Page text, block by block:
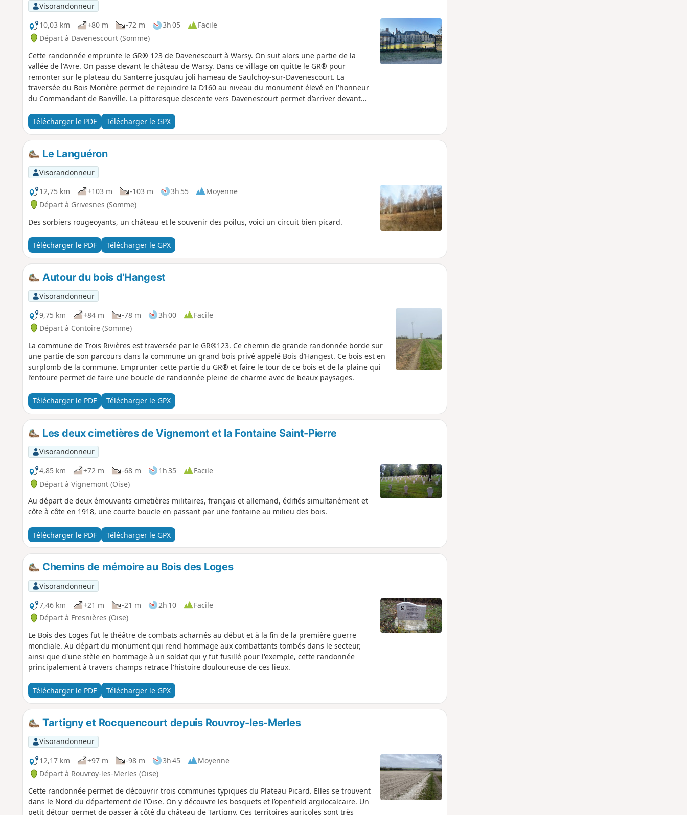
Visorandonneur
10,03 km
+80 m -72 m 3h 05
Facile
Départ à Davenescourt (Somme)
Cette randonnée emprunte le GR® 123 de Davenescourt à Warsy. On suit alors une partie de la
vallée de l'Avre. On passe devant le château de Warsy. Dans ce village on quitte le GR® pour
remonter sur le plateau du Santerre jusqu’au joli hameau de Saulchoy-sur-Davenescourt. La
traversée du Bois Morière permet de rejoindre la D160 au niveau du monument élevé en l'honneur
du Commandant de Banville. La pittoresque descente vers Davenescourt permet d’arriver devant
Télécharger le PDF
Télécharger le GPX
Le Languéron
Visorandonneur
12,75 km
+103 m -103 m 3h 55
Moyenne
Départ à Grivesnes (Somme)
Des sorbiers rougeoyants, un château et le souvenir des poilus, voici un circuit bien picard.
Télécharger le PDF Télécharger le GPX
Autour du bois d'Hangest
Visorandonneur
9,75 km
+84 m -78 m 3h 00
Facile
Départ à Contoire (Somme)
La commune de Trois Rivières est traversée par le GR®123. Ce chemin de grande randonnée borde sur
une partie de son parcours dans la commune un grand bois privé appelé Bois d’Hangest. Ce bois est en
surplomb de la commune. Emprunter cette partie du GR® et faire le tour de ce bois et de la plaine qui
l’entoure permet de faire une boucle de randonnée pleine de charme avec de beaux paysages.
Télécharger le PDF Télécharger le GPX
Les deux cimetières de Vignemont et la Fontaine Saint-Pierre
Visorandonneur
4,85 km
+72 m -68 m 1h 35
Facile
Départ à Vignemont (Oise)
Au départ de deux émouvants cimetières militaires, français et allemand, édifiés simultanément et
côte à côte en 1918, une courte boucle en passant par une fontaine au milieu des bois.
Télécharger le PDF Télécharger le GPX
Chemins de mémoire au Bois des Loges
Visorandonneur
7,46 km
+21 m -21 m 2h 10
Facile
Départ à Fresnières (Oise)
Le Bois des Loges fut le théâtre de combats acharnés au début et à la fin de la première guerre
mondiale. Au départ du monument qui rend hommage aux combattants tombés dans le secteur,
ainsi que d'une stèle en hommage à un soldat qui y fut fusillé pour l'exemple, cette randonnée
principalement à travers champs retrace l'histoire douloureuse de ces lieux.
Télécharger le PDF Télécharger le GPX
Tartigny et Rocquencourt depuis Rouvroy-les-Merles
Visorandonneur
12,17 km
+97 m -98 m 3h 45
Moyenne
Départ à Rouvroy-les-Merles (Oise)
Cette randonnée permet de découvrir trois communes typiques du Plateau Picard. Elles se trouvent
dans le Nord du département de l’Oise. On y découvre les bosquets et l’openfield argilocalcaire. Un
petit détour permet de passer à côté du château de Tartigny. Ces territoires agricoles sont très